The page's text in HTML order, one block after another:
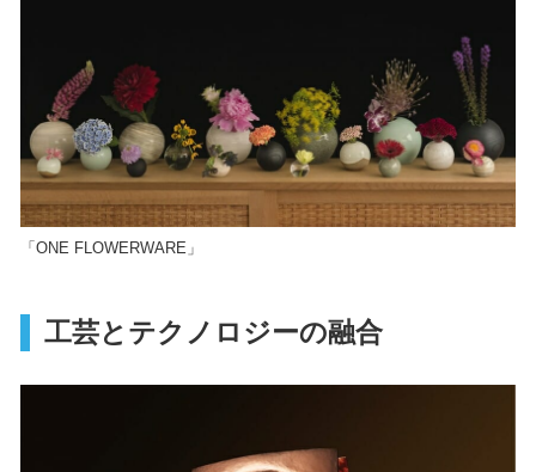
「ONE FLOWERWARE」
工芸とテクノロジーの融合